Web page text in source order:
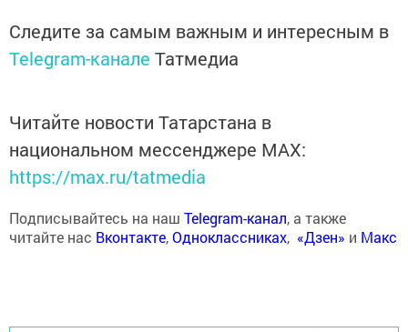
Следите за самым важным и интересным в
Telegram-канале Татмедиа
Читайте новости Татарстана в
национальном мессенджере MАХ:
https://max.ru/tatmedia
Подписывайтесь на наш Telegram-канал, а также
читайте нас Вконтакте,Одноклассниках, «Дзен» и Макс